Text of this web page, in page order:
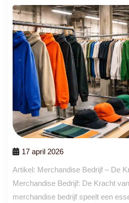
17 april 2026
Artikel: Merchandise Bedrijf – De
Merchandise Bedrijf: De Kracht
merchandise bedrijf speelt een